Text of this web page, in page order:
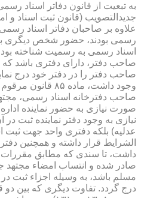
علاوه بر صاحبان دفاتر اسناد
رسمی بودند، حضور شخص دیگری بنام
اسناد رسمی به رسمیت شناخته
صاحب دفتر، دارای دفتری باشد
صاحب دفتر را در دفتر خود درج
وجود داشت، ماده
صاحب دفترخانه اسناد رسمی،
صورت نیازی به حضور نماینده
نیازی به وجود دفتر نماینده ثبت در
عدلیه) بلكه دفتری واحد جهت ثبت
الشرایط قرار داشته و همچنین
داشت، تا سندی كه مطابق مقررات
صادر شده و انتساب امضاء مجتهد
مسلم باشد، به وسیله اجزاء ثبت در
درج گردد. تفاوت دیگری كه بین دو